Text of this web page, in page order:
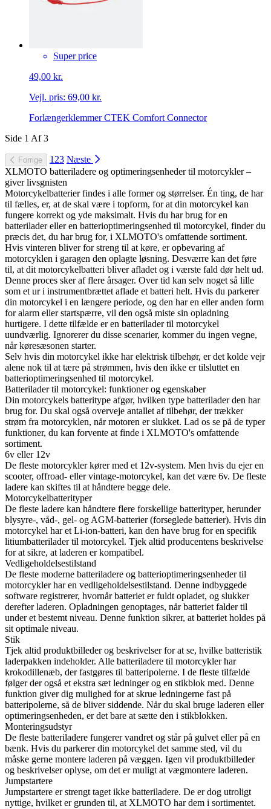
Super price
49,00 kr.
Vejl. pris: 69,00 kr.
Forlængerklemmer CTEK Comfort Connector
Side 1 Af3
Forrige 1 23 Næste
XLMOTO batteriladere og optimeringsenheder til motorcykler –
giver livsgnisten
Motorcykelbatterier findes i alle former og størrelser. Én ting, de har
til fælles, er, at de skal være i topform, for at din motorcykel kan
fungere korrekt og yde maksimalt. Hvis du har brug for en
batterilader eller en batterioptimeringsenhed til motorcykel, finder du
præcis det, du har brug for, i XLMOTO's omfattende sortiment.
Hvis vinteren bliver for streng til at køre, er opbevaring af
motorcyklen i garagen den oplagte løsning. Desværre kan det føre
til, at dit motorcykelbatteri bliver afladet og i værste fald dør helt ud.
Denne proces sker af flere årsager. Over tid kan selv noget så lille
som et ur i instrumentbrættet aflade et batteri helt. Hvis du parkerer
din motorcykel i en længere periode, og den har en eller anden form
for alarm eller startspærre, vil den også miste sin opladning
hurtigere. I dette tilfælde er en batterilader til motorcykel
uundværlig. Ignorerer du disse scenarier, kommer du ingen vegne,
når køresæsonen starter.
Selv hvis din motorcykel ikke har elektrisk tilbehør, er det kolde vejr
alene nok til at tære på strømmen, hvis den ikke er tilsluttet en
batterioptimeringsenhed til motorcykel.
Batterilader til motorcykel: funktioner og egenskaber
Din motorcykels batteritype afgør, hvilken type batterilader den har
brug for. Du skal også overveje antallet af tilbehør, der trækker
strøm fra motorcyklen, når motoren er slukket. Lad os se på de typer
funktioner, du kan forvente at finde i XLMOTO's omfattende
sortiment.
6v eller 12v
De fleste motorcykler kører med et 12v-system. Men hvis du ejer en
scooter, offroad- eller vintage-motorcykel, kan det være 6v. De fleste
ladere kan skiftes til at håndtere begge dele.
Motorcykelbatterityper
De fleste ladere kan håndtere flere forskellige batterityper, herunder
blysyre-, våd-, gel- og AGM-batterier (forseglede batterier). Hvis din
motorcykel har et Li-ion-batteri, kan den have brug for en specifik
litiumbatterilader til motorcykel. Tjek altid producentens beskrivelse
for at sikre, at laderen er kompatibel.
Vedligeholdelsestilstand
De fleste moderne batteriladere og batterioptimeringsenheder til
motorcykler har en vedligeholdelsestilstand. Denne indbyggede
software registrerer, hvornår batteriet er fuldt opladet, og slukker
derefter laderen. Opladningen genoptages, når batteriet falder til
under et bestemt niveau. Denne funktion sikrer, at batteriet holdes på
sit optimale niveau.
Stik
Tjek altid produktbilleder og beskrivelser for at se, hvilke batteristik
laderpakken indeholder. Alle batteriladere til motorcykler har
krokodillenæb, der fastgøres til batteripolerne. I de fleste tilfælde
følger der også et ekstra sæt ledninger og en stikblok med. Denne
funktion giver dig mulighed for at skrue ledningerne fast på
batteripolerne, så de bliver siddende. Når du skal bruge laderen eller
optimeringsenheden, er det bare at sætte den i stikblokken.
Monteringsudstyr
De fleste batteriladere fungerer vandret og står på gulvet eller på en
bænk. Hvis du parkerer din motorcykel det samme sted, vil du
måske gerne montere laderen på væggen. Igen vil produktbilleder
og beskrivelser oplyse, om det er muligt at vægmontere laderen.
Jumpstartere
Jumpstartere er strengt taget ikke batteriladere. De er dog utroligt
nyttige, hvilket er grunden til, at XLMOTO har dem i sortimentet.